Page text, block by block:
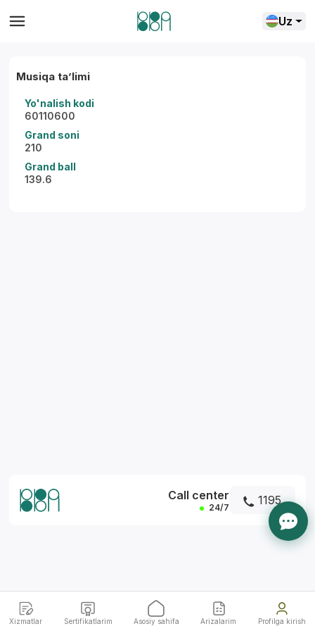
Uz
Musiqa taʼlimi
Yo'nalish kodi
60110600
Grand soni
210
Grand ball
139.6
Call center
24/7 1195
Xizmatlar Sertifikatlarim Asosiy sahifa Arizalarim Profilga kirish